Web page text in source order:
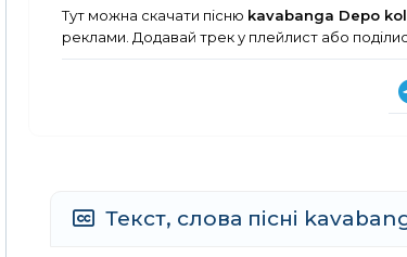
Тут можна скачати пісню kavabanga Depo
реклами. Додавай трек у плейлист або
Текст, слова пісні